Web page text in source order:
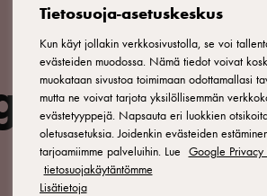
Tietosuoja-asetuskeskus
Kun käyt jollakin verkkosivustolla, se voi
evästeiden muodossa. Nämä tiedot voivat
muokataan sivustoa toimimaan odottamallasi
mutta ne voivat tarjota yksilöllisemmän
evästetyyppejä. Napsauta eri luokkien
oletusasetuksia. Joidenkin evästeiden
tarjoamiimme palveluihin. Lue Google Privacy
tietosuojakäytäntömme
Lisätietoja